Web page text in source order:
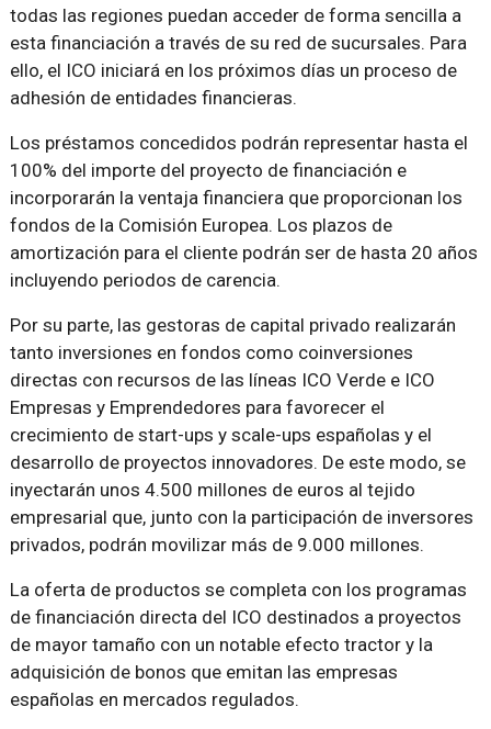
todas las regiones puedan acceder de forma sencilla a
esta financiación a través de su red de sucursales. Para
ello, el ICO iniciará en los próximos días un proceso de
adhesión de entidades financieras.
Los préstamos concedidos podrán representar hasta el
100% del importe del proyecto de financiación e
incorporarán la ventaja financiera que proporcionan los
fondos de la Comisión Europea. Los plazos de
amortización para el cliente podrán ser de hasta 20 años
incluyendo periodos de carencia.
Por su parte, las gestoras de capital privado realizarán
tanto inversiones en fondos como coinversiones
directas con recursos de las líneas ICO Verde e ICO
Empresas y Emprendedores para favorecer el
crecimiento de start-ups y scale-ups españolas y el
desarrollo de proyectos innovadores. De este modo, se
inyectarán unos 4.500 millones de euros al tejido
empresarial que, junto con la participación de inversores
privados, podrán movilizar más de 9.000 millones.
La oferta de productos se completa con los programas
de financiación directa del ICO destinados a proyectos
de mayor tamaño con un notable efecto tractor y la
adquisición de bonos que emitan las empresas
españolas en mercados regulados.